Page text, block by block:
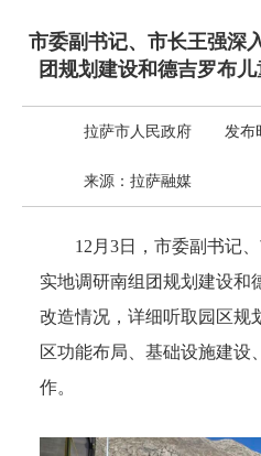
市委副书记、市长王强深
团规划建设和德吉罗布
拉萨市人民政府 发布
来源：拉萨融媒
12月3日，市委副书记
实地调研南组团规划建设和
改造情况，详细听取园区规
区功能布局、基础设施建设
作。